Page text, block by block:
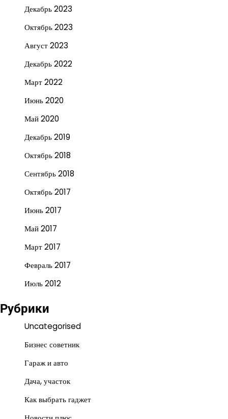
Декабрь 2023
Октябрь 2023
Август 2023
Декабрь 2022
Март 2022
Июнь 2020
Май 2020
Декабрь 2019
Октябрь 2018
Сентябрь 2018
Октябрь 2017
Июнь 2017
Май 2017
Март 2017
Февраль 2017
Июль 2012
Рубрики
Uncategorised
Бизнес советник
Гараж и авто
Дача, участок
Как выбрать гаджет